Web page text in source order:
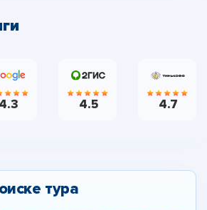
4.3 4.5 4.7
тура